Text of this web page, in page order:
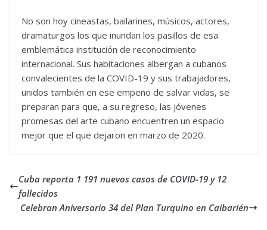
No son hoy cineastas, bailarines, músicos, actores,
dramaturgos los que inundan los pasillos de esa
emblemática institución de reconocimiento
internacional. Sus habitaciones albergan a cubanos
convalecientes de la COVID-19 y sus trabajadores,
unidos también en ese empeño de salvar vidas, se
preparan para que, a su regreso, las jóvenes
promesas del arte cubano encuentren un espacio
mejor que el que dejaron en marzo de 2020.
Cuba reporta 1 191 nuevos casos de COVID-19 y 12
fallecidos
Celebran Aniversario 34 del Plan Turquino en Caibarién